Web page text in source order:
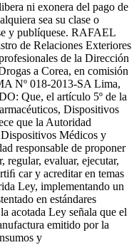
ni exonera del pago de
sea su clase o
y publíquese. RAFAEL
de Relaciones Exteriores
de la Dirección
a Corea, en comisión
Nº 018-2013-SA Lima,
Que, el artículo 5º de la
Dispositivos
que la Autoridad
Médicos y
responsable de proponer
regular, evaluar, ejecutar,
car y acreditar en temas
Ley, implementando un
en estándares
acotada Ley señala que el
emitido por la
y